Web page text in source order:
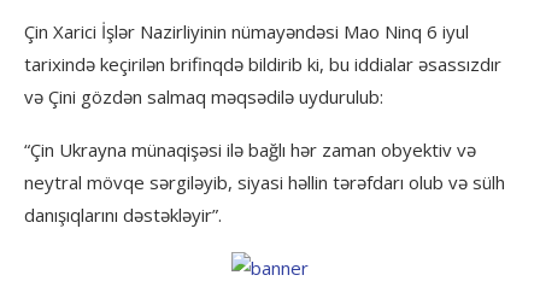
Çin Xarici İşlər Nazirliyinin nümayəndəsi Mao Ninq 6 iyul
tarixində keçirilən brifinqdə bildirib ki, bu iddialar əsassızdır
və Çini gözdən salmaq məqsədilə uydurulub:
“Çin Ukrayna münaqişəsi ilə bağlı hər zaman obyektiv və
neytral mövqe sərgiləyib, siyasi həllin tərəfdarı olub və sülh
danışıqlarını dəstəkləyir”.